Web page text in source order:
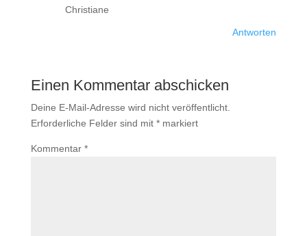
Christiane
Antworten
Einen Kommentar abschicken
Deine E-Mail-Adresse wird nicht veröffentlicht.
Erforderliche Felder sind mit *markiert
Kommentar *